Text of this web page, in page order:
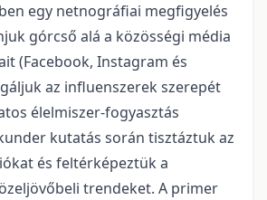
egy netnográfiai megfigyelés
górcső alá a közösségi média
(Facebook, Instagram és
az influenszerek szerepét
élelmiszer-fogyasztás
kutatás során tisztáztuk az
és feltérképeztük a
trendeket. A primer